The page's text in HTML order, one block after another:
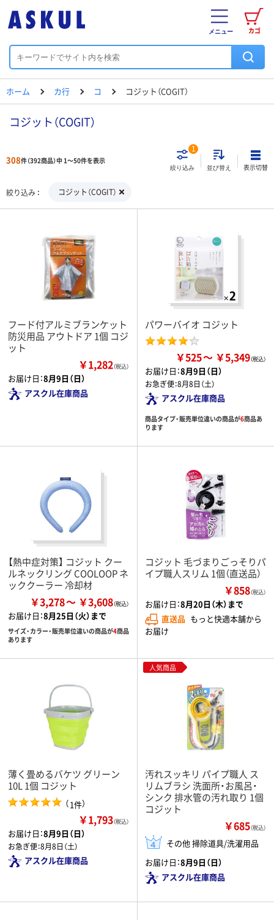
カゴ
メニュー
ホーム カ行 コ コジット（COGIT）
コジット（COGIT）
308件（392商品）中 1～50件を表示
絞り込み
1
並び替え 表示切替
絞り込み コジット（COGIT）
フード付アルミブランケット
防災用品 アウトドア 1個 コジ
ット
￥1,282（税込）
お届け日：8月9日（日）
アスクル在庫商品
パワーバイオ コジット
￥525 ￥5,349
お届け日：8月9日（日）
お急ぎ便：8月8日（土）
アスクル在庫商品
商品タイプ・販売単位違いの商品が6商品あ
ります
【熱中症対策】 コジット クー
ルネックリング COOLOOP ネ
ッククーラー 冷却材
￥3,278 ￥3,608
お届け日：8月25日（火）まで
サイズ・カラー・販売単位違いの商品が4商品
あります
コジット 毛づまりごっそりパ
イプ職人スリム 1個（直送品）
￥858（税込）
お届け日：8月20日（木）まで
直送品 もっと快適本舗から
お届け
薄く畳めるバケツ グリーン
10L 1個 コジット
（1件）
￥1,793（税込）
お届け日：8月9日（日）
お急ぎ便：8月8日（土）
アスクル在庫商品
人気商品
汚れスッキリ パイプ職人 ス
リムブラシ 洗面所・お風呂・
シンク 排水管の汚れ取り 1個
コジット
￥685（税込）
その他 掃除道具/洗濯用品
お届け日：8月9日（日）
アスクル在庫商品